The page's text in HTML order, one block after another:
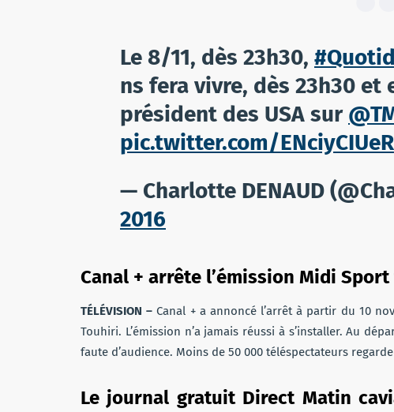
Le 8/11, dès 23h30,
ns fera vivre, dès 23h30
président des USA sur
pic.twitter.com/ENciyCIUeR
— Charlotte DENAUD
2016
Canal + arrête l’émission Midi
TÉLÉVISION –Canal + a annoncé l’arrêt à partir du 10
Touhiri. L’émission n’a jamais réussi à s’installer. Au
faute d’audience. Moins de 50 000 téléspectateurs
Le journal gratuit Direct Matin